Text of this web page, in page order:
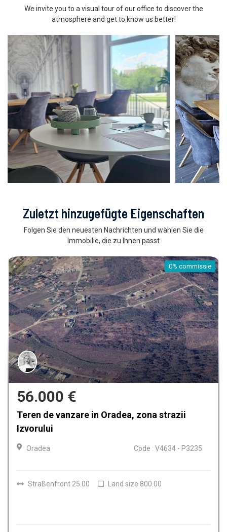
We invite you to a visual tour of our office to discover the
atmosphere and get to know us better!
Zuletzt hinzugefügte Eigenschaften
Folgen Sie den neuesten Nachrichten und wählen Sie die
Immobilie, die zu Ihnen passt
0% commissie
159.900 €
Casa de vanzare in Oradea, Iosia
Räume 4 Badezimmer 2
Land size 150.00